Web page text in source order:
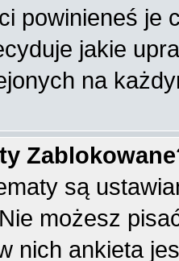
powinieneś je
jakie
na
są
możesz
nich ankieta